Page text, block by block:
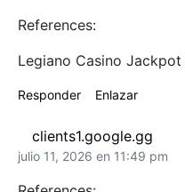
References:
Legiano Casino Jackpot
Responder Enlazar
clients1.google.gg
julio 11, 2026 en 11:49 pm